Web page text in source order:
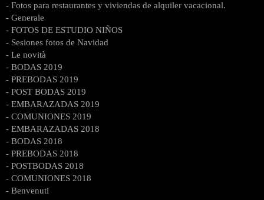
- Fotos para restaurantes y viviendas de alquiler vacacional.
- Generale
- FOTOS DE ESTUDIO NIÑOS
- Sesiones fotos de Navidad
- Le novità
- BODAS 2019
- PREBODAS 2019
- POST BODAS 2019
- EMBARAZADAS 2019
- COMUNIONES 2019
- EMBARAZADAS 2018
- BODAS 2018
- PREBODAS 2018
- POSTBODAS 2018
- COMUNIONES 2018
- Benvenuti